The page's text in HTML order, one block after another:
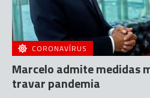
CORONAVÍRUS
Marcelo admite medidas
travar pandemia